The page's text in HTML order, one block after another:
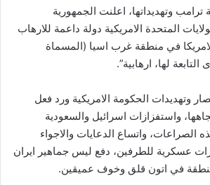
وتهديداتها، اعلنت الجمهورية
المتحدة الامريكية دولة داعمة للارهاب
لامريكا في منطقة غرب اسيا (المسماة
لها، ارهابية”.
وتهديدات الحكومة الامريكية ورد فعل
واستفزازات اسرائيل والسعودية
الصراعات، واتساع الدعايات والاجواء
عسكرية للطرفين، دفع ليس جماهير ايران
في اتون قلق وخوف عميقين.